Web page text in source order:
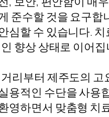
준수할 것을 요구
심할 수 있습니다.
향상 상태로 이어집
리부터 제주도의
용적인 수단을 사
영하면서 맞춤형